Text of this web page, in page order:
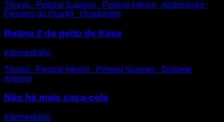
Tríceps ∙ Peitoral Superior ∙ Peitoral Inferior ∙ Abdominais ∙
Flexores do Quadril ∙ Quadríceps
Rotina 2 do peito de Kass
Intermediário
Tríceps ∙ Peitoral Inferior ∙ Peitoral Superior ∙ Deltoide
Anterior
Não há mais coca-cola
Intermediário